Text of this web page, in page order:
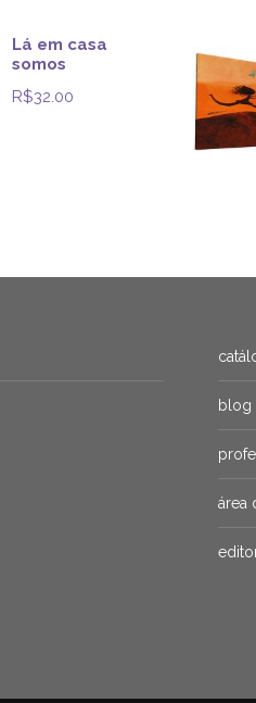
Lá em casa
somos
R$32.00
blog
área